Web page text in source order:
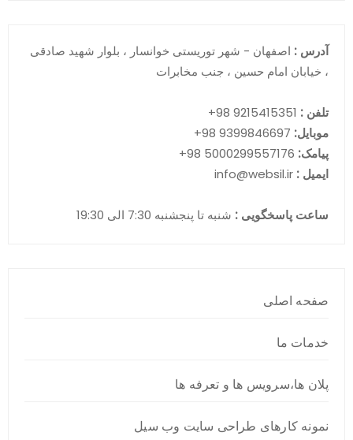
آدرس : اصفهان - شهر توریستی خوانسار ، بلوار شهید صادقی
، خیابان امام حسین ، جنب مخابرات
تلفن :
موبایل:
پیامک:
ایمیل :
ساعت پاسخگویی : شنبه تا پنجشنبه 7:30 الی 19:30
صفحه اصلی
خدمات ما
پلان ها،سرویس ها و تعرفه ها
نمونه کارهای طراحی سایت وب سیل